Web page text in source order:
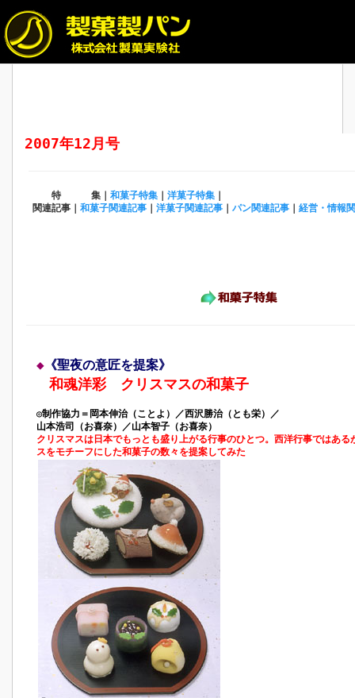
2007年12月号
特 集｜ 和菓子特集｜ 洋菓子特集｜
関連記事｜ 和菓子関連記事｜ 洋菓子関連記事｜ パン関連記事｜ 経営・情報
◆《聖夜の意匠を提案》
和魂洋彩 クリスマスの和菓子
◎制作協力＝岡本伸治（ことよ）／西沢勝治（とも栄）／
山本浩司（お喜奈）／山本智子（お喜奈）
クリスマスは日本でもっとも盛り上がる行事のひとつ。西洋行事ではある
スをモチーフにした和菓子の数々を提案してみた